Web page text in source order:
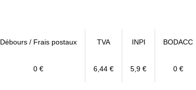
Débours / Frais postaux TVA INPI BODACC
0 € 6,44 € 5,9 € 0 €